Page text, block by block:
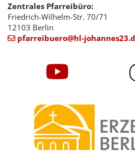
Zentrales Pfarreibüro:
Friedrich-Wilhelm-Str. 70/71
12103 Berlin
 pfarreibuero@hl-